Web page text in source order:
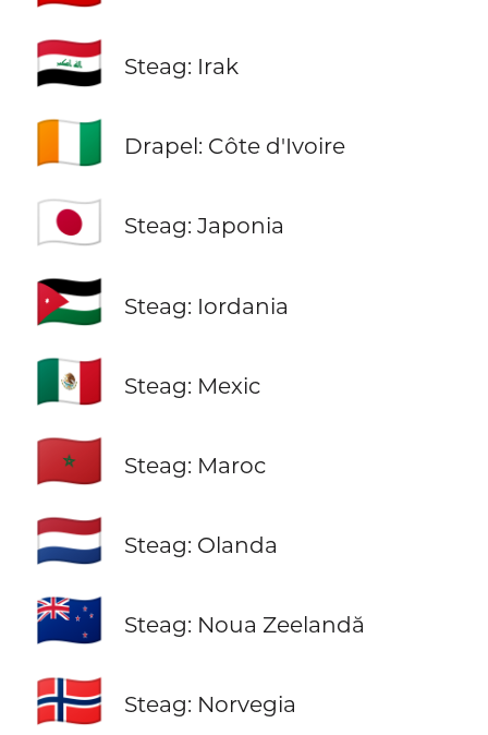
🇮🇶 Steag: Irak
🇨🇮 Drapel: Côte d'Ivoire
🇯🇵 Steag: Japonia
🇯🇴 Steag: Iordania
🇲🇽 Steag: Mexic
🇲🇦 Steag: Maroc
🇳🇱 Steag: Olanda
🇳🇿 Steag: Noua Zeelandă
🇳🇴 Steag: Norvegia